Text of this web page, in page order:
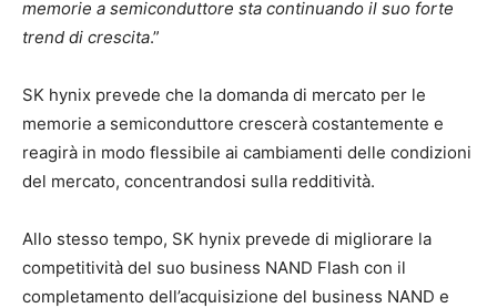
memorie a semiconduttore sta continuando il suo forte
trend di crescita.”
SK hynix prevede che la domanda di mercato per le
memorie a semiconduttore crescerà costantemente e
reagirà in modo flessibile ai cambiamenti delle condizioni
del mercato, concentrandosi sulla redditività.
Allo stesso tempo, SK hynix prevede di migliorare la
competitività del suo business NAND Flash con il
completamento dell’acquisizione del business NAND e